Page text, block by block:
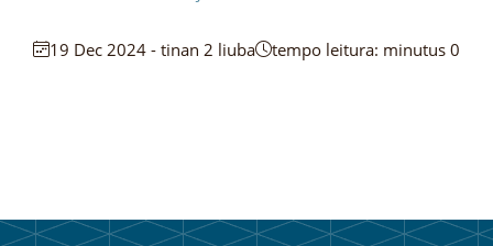
19 Dec 2024 - tinan 2 liuba tempo leitura: minutus 0